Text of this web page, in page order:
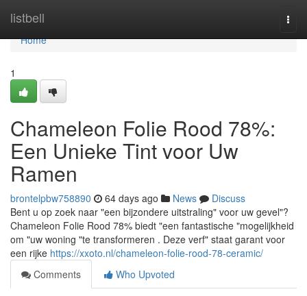
listbell
Home
Home
1
Chameleon Folie Rood 78%:
Een Unieke Tint voor Uw
Ramen
brontelpbw758890 64 days ago News
Discuss
Bent u op zoek naar "een bijzondere uitstraling" voor uw gevel"?
Chameleon Folie Rood 78% biedt "een fantastische "mogelijkheid
om "uw woning "te transformeren . Deze verf" staat garant voor
een rijke https://xxoto.nl/chameleon-folie-rood-78-ceramic/
Comments
Who Upvoted